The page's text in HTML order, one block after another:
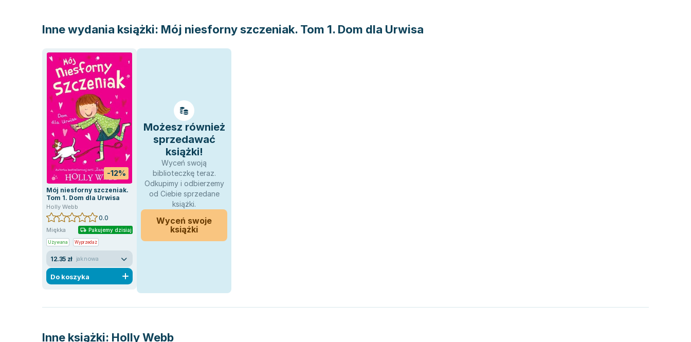
Inne wydania książki: Mój niesforny szczeniak. Tom 1. Dom dla Urwisa
-12%
Mój niesforny szczeniak.
Tom 1. Dom dla Urwisa
Holly Webb
0.0
Miękka Pakujemy dzisiaj
Używana Wyprzedaż
12.35 zł jak nowa
Do koszyka
Możesz również
sprzedawać
książki!
Wyceń swoją
biblioteczkę teraz.
Odkupimy i odbierzemy
od Ciebie sprzedane
książki.
Wyceń swoje
książki
Inne książki: Holly Webb